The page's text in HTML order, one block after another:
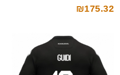
חולצה קצרה
₪175.32